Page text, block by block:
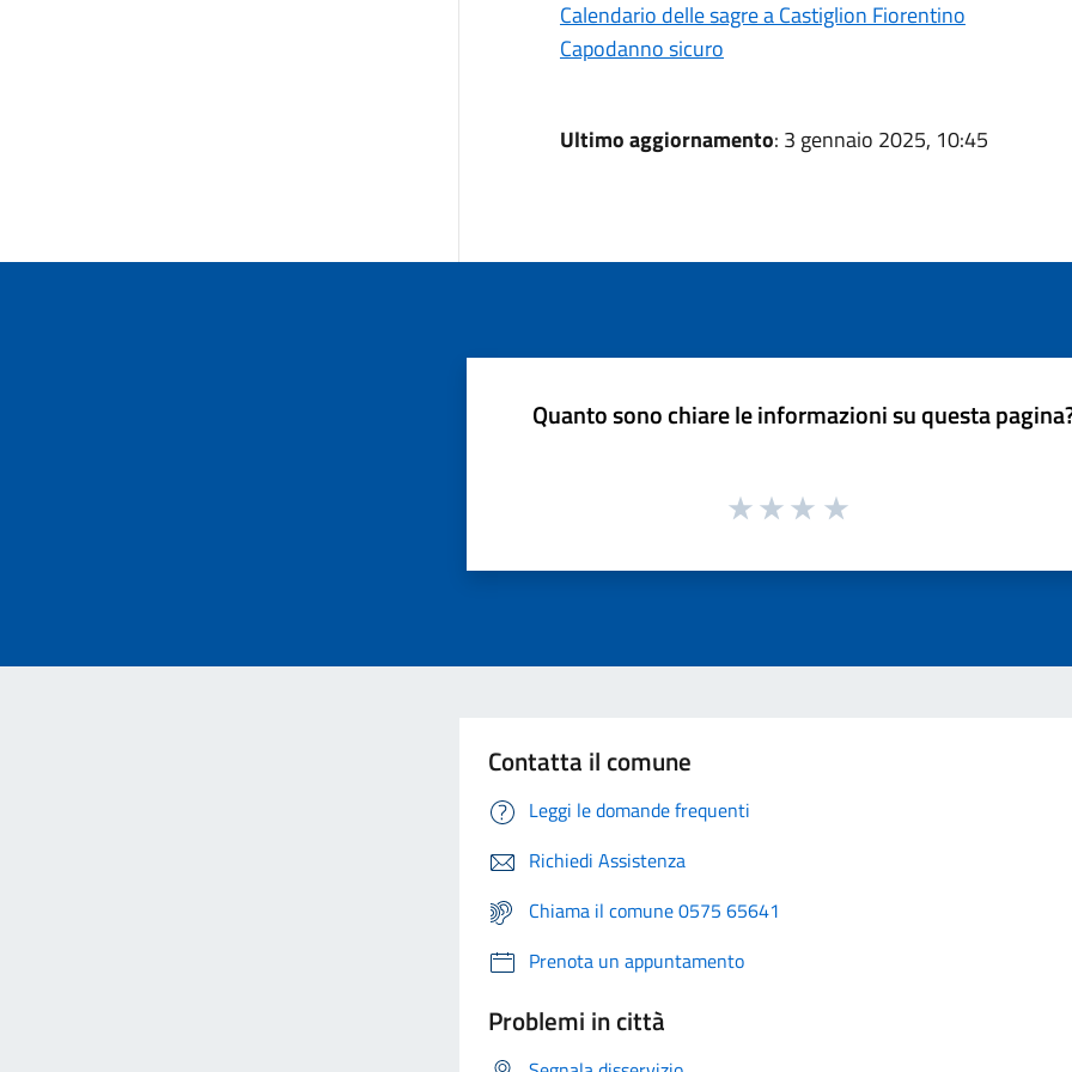
Calendario delle sagre a Castiglion Fiorentino
Capodanno sicuro
Ultimo aggiornamento: 3 gennaio 2025, 10:45
Quanto sono chiare le informazioni su questa
Contatta il comune
Leggi le domande frequenti
Richiedi Assistenza
Chiama il comune 0575 65641
Prenota un appuntamento
Problemi in città